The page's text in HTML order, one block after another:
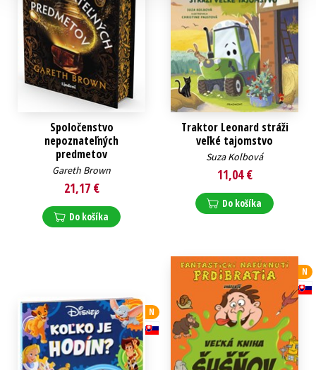
Spoločenstvo
nepoznateľných
predmetov
Gareth Brown
21,17 €
Do košíka
Traktor Leonard stráži
veľké tajomstvo
Suza Kolbová
11,04 €
Do košíka
N
N